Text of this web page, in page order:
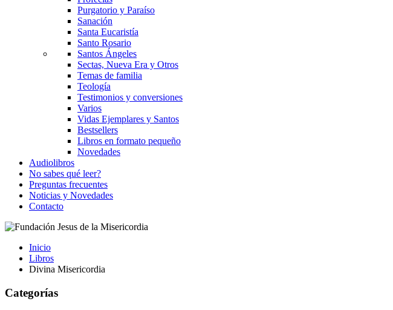
Purgatorio y Paraíso
Sanación
Santa Eucaristía
Santo Rosario
Santos Ángeles
Sectas, Nueva Era y Otros
Temas de familia
Teología
Testimonios y conversiones
Varios
Vidas Ejemplares y Santos
Bestsellers
Libros en formato pequeño
Novedades
Audiolibros
No sabes qué leer?
Preguntas frecuentes
Noticias y Novedades
Contacto
Inicio
Libros
Divina Misericordia
Categorías